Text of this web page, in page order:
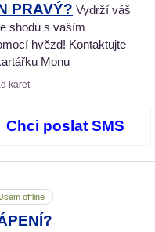
PRAVÝ? Vydrží váš
shodu s vaším
hvězd! Kontaktujte
Monu
karet
Chci poslat SMS
Jsem offline